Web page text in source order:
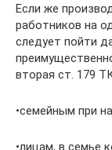
Если же
работников на
следует пойти
вторая ст. 179
•семейным при
•лицам, в семье